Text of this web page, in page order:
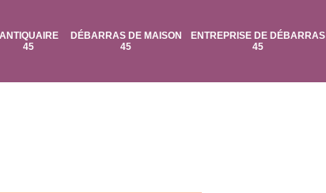
ANTIQUAIRE
45
DÉBARRAS DE MAISON
45
ENTREPRISE DE DÉBARRAS
45